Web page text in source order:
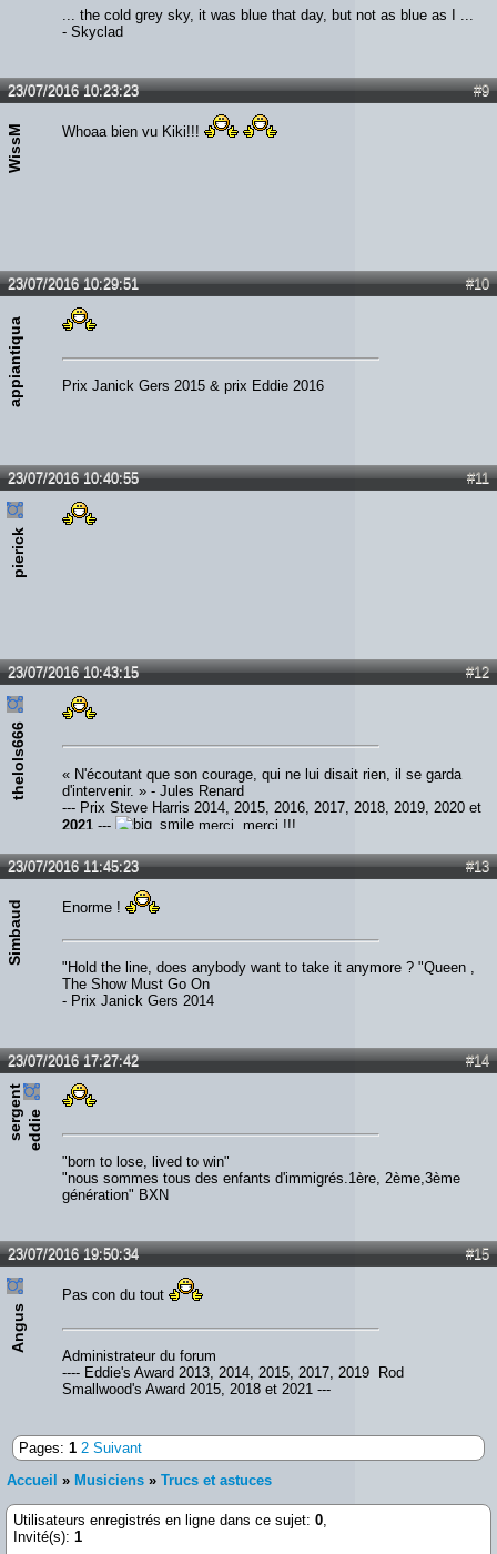
... the cold grey sky, it was blue that day, but not as blue as I ...
- Skyclad
#9
23/07/2016 10:23:23
WissM Whoaa bien vu Kiki!!!
#10
23/07/2016 10:29:51
appiantiqua Prix Janick Gers 2015 & prix Eddie 2016
#11
23/07/2016 10:40:55
pierick
#12
23/07/2016 10:43:15
thelols666
« N'écoutant que son courage, qui ne lui disait rien, il se garda
d'intervenir. » - Jules Renard
--- Prix Steve Harris 2014, 2015, 2016, 2017, 2018, 2019, 2020 et
2021 --- merci, merci !!!
#13
23/07/2016 11:45:23
Simbaud Enorme !
"Hold the line, does anybody want to take it anymore ? "Queen ,
The Show Must Go On
- Prix Janick Gers 2014
#14
23/07/2016 17:27:42
s
e
rg
e
n
t
e
d
d
ie
"born to lose, lived to win"
"nous sommes tous des enfants d'immigrés.1ère, 2ème,3ème
génération" BXN
#15
23/07/2016 19:50:34
Angus
Pas con du tout
Administrateur du forum
---- Eddie's Award 2013, 2014, 2015, 2017, 2019 Rod
Smallwood's Award 2015, 2018 et 2021 ---
Pages: 1 2 Suivant
Accueil » Musiciens » Trucs et astuces
Utilisateurs enregistrés en ligne dans ce sujet: 0,
Invité(s): 1